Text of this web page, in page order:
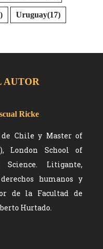
Uruguay(17)
AUTOR
Ricke
Chile y Master of
London School of
Litigante,
humanos y
de la Facultad de
Hurtado.